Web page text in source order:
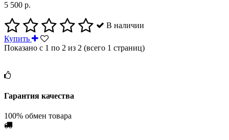
5 500 р.
В наличии
Купить
Показано с 1 по 2 из 2 (всего 1 страниц)
Гарантия качества
100% обмен товара